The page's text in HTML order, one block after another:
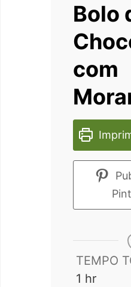
Bolo
com
TEMPO
1 hour
hr